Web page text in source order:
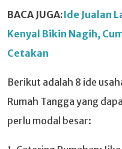
BACA JUGA:Ide Jualan
Kenyal Bikin Nagih,
Cetakan
Berikut adalah 8 ide
Rumah Tangga yang
perlu modal besar: